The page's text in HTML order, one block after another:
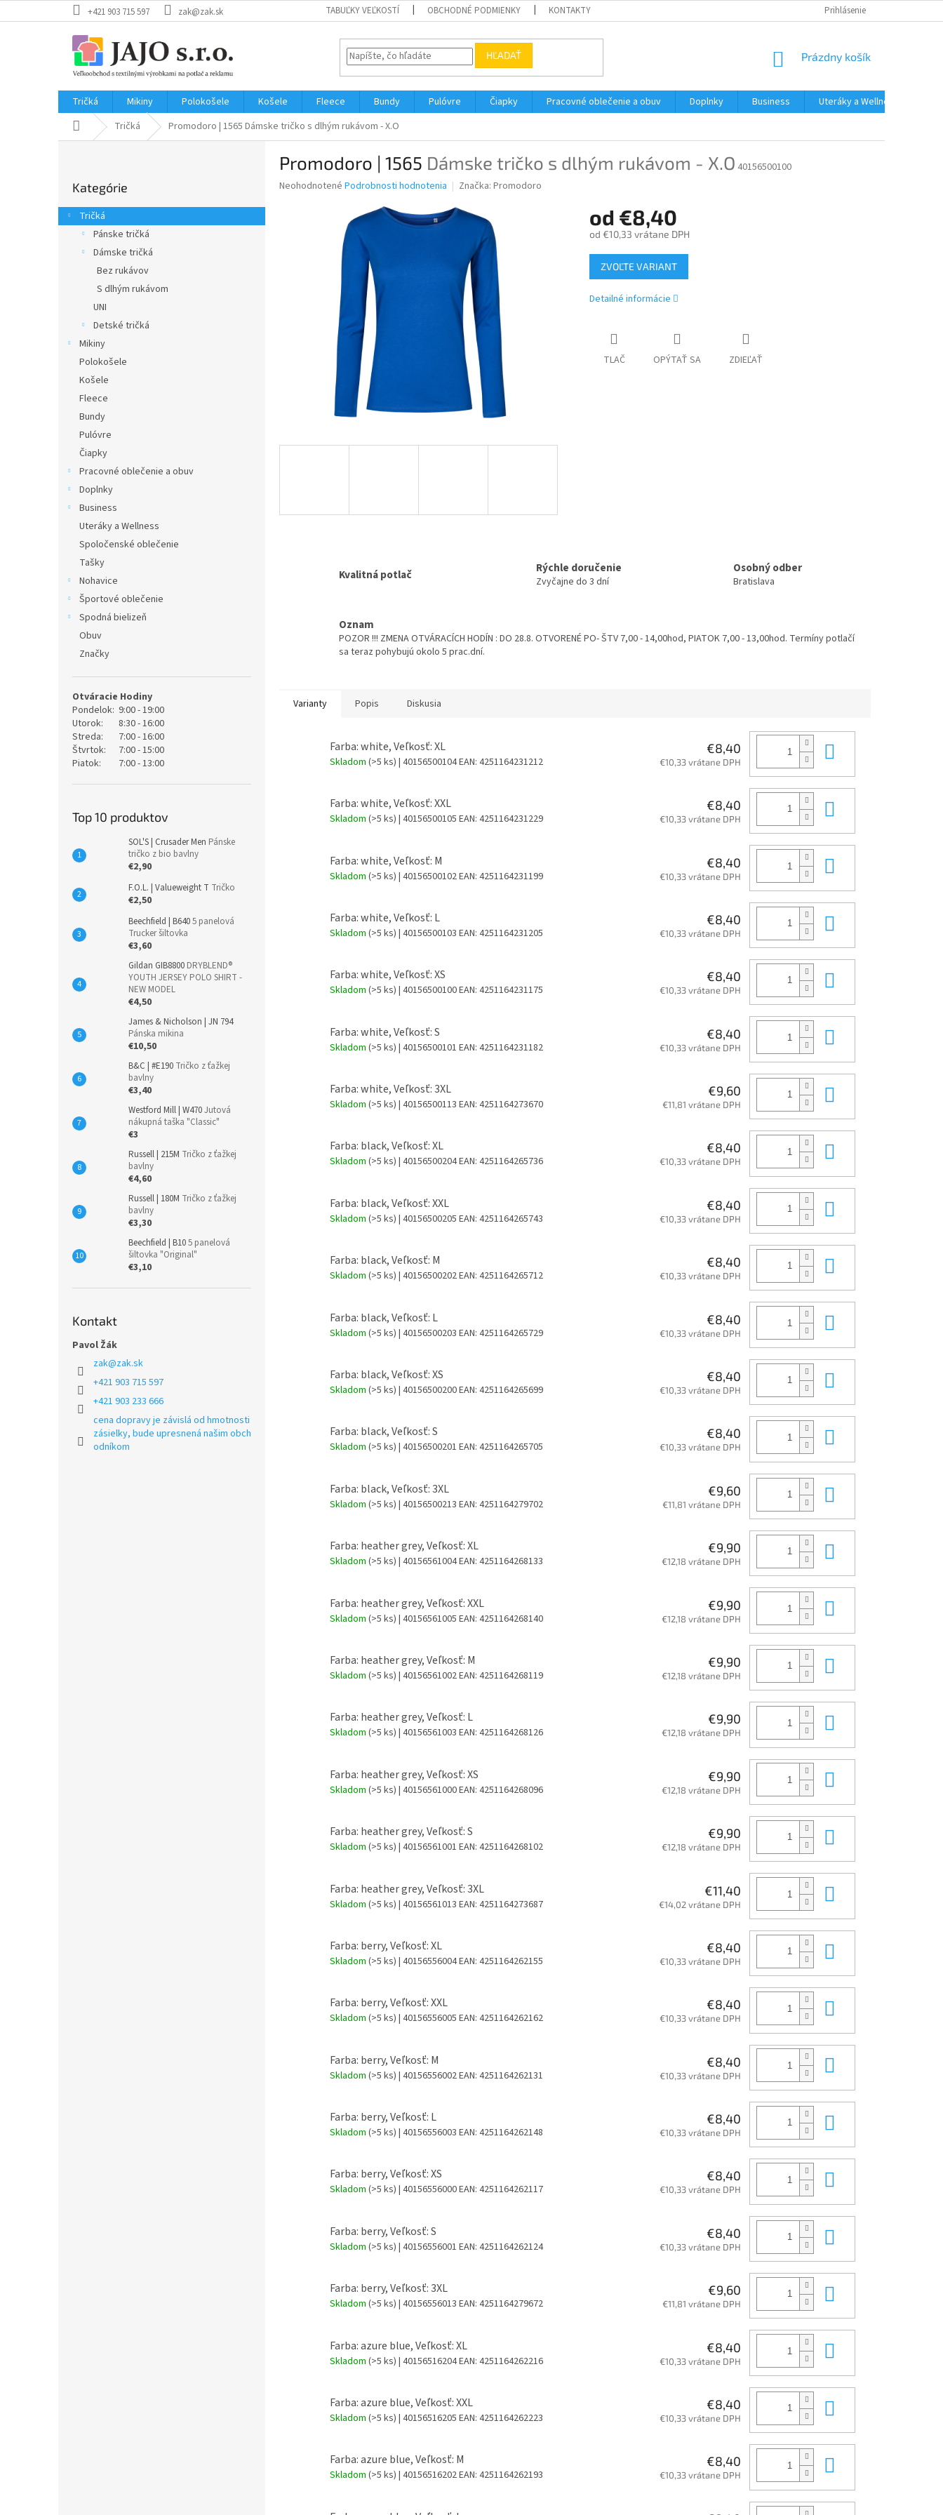
na
+421 903 715 597 zak@zak.sk TABUĽKY VEĽKOSTÍ OBCHODNÉ PODMIENKY KONTAKTY Prihlásenie
HĽADAŤ
NÁKUPNÝ
Prázdny košík
Tričká Mikiny Polokošele Košele Fleece Bundy Pulóvre Čiapky Pracovné oblečenie a obuv Doplnky Business Uteráky a Wellness
Domov Tričká Promodoro | 1565 Dámske tričko s dlhým rukávom - X.O
ý
p
kategórie
Kategórie
Tričká
Pánske tričká
Dámske tričká
Bez rukávov
S dlhým rukávom
UNI
Detské tričká
Mikiny
Polokošele
Košele
Fleece
Bundy
Pulóvre
Čiapky
Pracovné oblečenie a obuv
Doplnky
Business
Uteráky a Wellness
Spoločenské oblečenie
Tašky
Nohavice
Športové oblečenie
Spodná bielizeň
Obuv
Značky
Otváracie Hodiny
Pondelok: 9:00 - 19:00
Utorok:
8:30 - 16:00
Streda:
7:00 - 16:00
Štvrtok:
7:00 - 15:00
Piatok:
7:00 - 13:00
Top 10 produktov
SOL'S | Crusader Men Pánske
tričko z bio bavlny
€2,90
F.O.L. | Valueweight T Tričko
€2,50
Beechfield | B6405 panelová
Trucker šiltovka
€3,60
Gildan GIB8800 DRYBLEND®
YOUTH JERSEY POLO SHIRT -
NEW MODEL
€4,50
James & Nicholson | JN 794
Pánska mikina
€10,50
B&C | #E190 Tričko z ťažkej
bavlny
€3,40
Westford Mill | W470Jutová
nákupná taška "Classic"
€3
Russell | 215M Tričko z ťažkej
bavlny
€4,60
Russell | 180M Tričko z ťažkej
bavlny
€3,30
Beechfield | B105 panelová
šiltovka "Original"
€3,10
Kontakt
Pavol Žák
zak@zak.sk
+421 903 715 597
+421 903 233 666
cena dopravy je závislá od hmotnosti
zásielky, bude upresnená našim obch
odníkom
Promodoro | 1565 Dámske tričko s dlhým rukávom - X.O 40156500100
Priemerné
Neohodnotené Podrobnosti hodnotenia Značka: Promodoro
od €8,40
od €10,33 vrátane DPH
Jednotková
cena:
ZVOĽTE VARIANT
Detailné informácie
TLAČ OPÝTAŤ SA ZDIEĽAŤ
Kvalitná potlač Rýchle doručenie
Zvyčajne do 3 dní
Osobný odber
Bratislava
Oznam
POZOR !!! ZMENA OTVÁRACÍCH HODÍN : DO 28.8. OTVORENÉ PO- ŠTV 7,00 - 14,00hod, PIATOK 7,00 - 13,00hod. Termíny potlačí
sa teraz pohybujú okolo 5 prac.dní.
Varianty Popis Diskusia
Farba: white, Veľkosť: XL
Skladom (>5 ks) | 40156500104EAN: 4251164231212
€8,40
€10,33 vrátane DPH
Farba: white, Veľkosť: XXL
Skladom (>5 ks) | 40156500105 EAN: 4251164231229
€8,40
€10,33 vrátane DPH
Farba: white, Veľkosť: M
Skladom (>5 ks) | 40156500102EAN: 4251164231199
€8,40
€10,33 vrátane DPH
Farba: white, Veľkosť: L
Skladom (>5 ks) | 40156500103 EAN: 4251164231205
€8,40
€10,33 vrátane DPH
Farba: white, Veľkosť: XS
Skladom (>5 ks) | 40156500100EAN: 4251164231175
€8,40
€10,33 vrátane DPH
Farba: white, Veľkosť: S
Skladom (>5 ks) | 40156500101 EAN: 4251164231182
€8,40
€10,33 vrátane DPH
Farba: white, Veľkosť: 3XL
Skladom (>5 ks) | 40156500113 EAN: 4251164273670
€9,60
€11,81 vrátane DPH
Farba: black, Veľkosť: XL
Skladom (>5 ks) | 40156500204EAN: 4251164265736
€8,40
€10,33 vrátane DPH
Farba: black, Veľkosť: XXL
Skladom (>5 ks) | 40156500205 EAN: 4251164265743
€8,40
€10,33 vrátane DPH
Farba: black, Veľkosť: M
Skladom (>5 ks) | 40156500202EAN: 4251164265712
€8,40
€10,33 vrátane DPH
Farba: black, Veľkosť: L
Skladom (>5 ks) | 40156500203 EAN: 4251164265729
€8,40
€10,33 vrátane DPH
Farba: black, Veľkosť: XS
Skladom (>5 ks) | 40156500200EAN: 4251164265699
€8,40
€10,33 vrátane DPH
Farba: black, Veľkosť: S
Skladom (>5 ks) | 40156500201 EAN: 4251164265705
€8,40
€10,33 vrátane DPH
Farba: black, Veľkosť: 3XL
Skladom (>5 ks) | 40156500213 EAN: 4251164279702
€9,60
€11,81 vrátane DPH
Farba: heather grey, Veľkosť: XL
Skladom (>5 ks) | 40156561004EAN: 4251164268133
€9,90
€12,18 vrátane DPH
Farba: heather grey, Veľkosť: XXL
Skladom (>5 ks) | 40156561005 EAN: 4251164268140
€9,90
€12,18 vrátane DPH
Farba: heather grey, Veľkosť: M
Skladom (>5 ks) | 40156561002EAN: 4251164268119
€9,90
€12,18 vrátane DPH
Farba: heather grey, Veľkosť: L
Skladom (>5 ks) | 40156561003 EAN: 4251164268126
€9,90
€12,18 vrátane DPH
Farba: heather grey, Veľkosť: XS
Skladom (>5 ks) | 40156561000EAN: 4251164268096
€9,90
€12,18 vrátane DPH
Farba: heather grey, Veľkosť: S
Skladom (>5 ks) | 40156561001 EAN: 4251164268102
€9,90
€12,18 vrátane DPH
Farba: heather grey, Veľkosť: 3XL
Skladom (>5 ks) | 40156561013 EAN: 4251164273687
€11,40
€14,02 vrátane DPH
Farba: berry, Veľkosť: XL
Skladom (>5 ks) | 40156556004EAN: 4251164262155
€8,40
€10,33 vrátane DPH
Farba: berry, Veľkosť: XXL
Skladom (>5 ks) | 40156556005 EAN: 4251164262162
€8,40
€10,33 vrátane DPH
Farba: berry, Veľkosť: M
Skladom (>5 ks) | 40156556002EAN: 4251164262131
€8,40
€10,33 vrátane DPH
Farba: berry, Veľkosť: L
Skladom (>5 ks) | 40156556003 EAN: 4251164262148
€8,40
€10,33 vrátane DPH
Farba: berry, Veľkosť: XS
Skladom (>5 ks) | 40156556000EAN: 4251164262117
€8,40
€10,33 vrátane DPH
Farba: berry, Veľkosť: S
Skladom (>5 ks) | 40156556001 EAN: 4251164262124
€8,40
€10,33 vrátane DPH
Farba: berry, Veľkosť: 3XL
Skladom (>5 ks) | 40156556013 EAN: 4251164279672
€9,60
€11,81 vrátane DPH
Farba: azure blue, Veľkosť: XL
Skladom (>5 ks) | 40156516204EAN: 4251164262216
€8,40
€10,33 vrátane DPH
Farba: azure blue, Veľkosť: XXL
Skladom (>5 ks) | 40156516205 EAN: 4251164262223
€8,40
€10,33 vrátane DPH
Farba: azure blue, Veľkosť: M
Skladom (>5 ks) | 40156516202EAN: 4251164262193
€8,40
€10,33 vrátane DPH